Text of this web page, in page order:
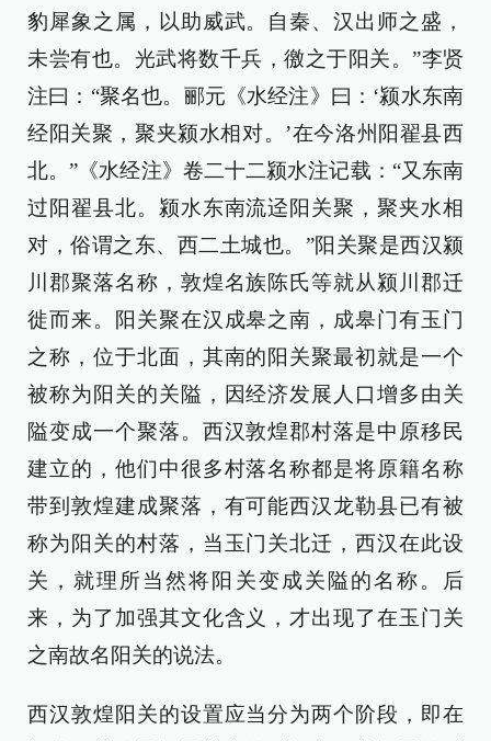
豹犀象之属，以助威武。自秦、汉出师之盛，
未尝有也。光武将数千兵，徼之于阳关。”李贤
注曰：“聚名也。郦元《水经注》曰：‘颍水东南
经阳关聚，聚夹颍水相对。’在今洛州阳翟县西
北。”《水经注》卷二十二颍水注记载：“又东南
过阳翟县北。颍水东南流迳阳关聚，聚夹水相
对，俗谓之东、西二土城也。”阳关聚是西汉颍
川郡聚落名称，敦煌名族陈氏等就从颍川郡迁
徙而来。阳关聚在汉成皋之南，成皋门有玉门
之称，位于北面，其南的阳关聚最初就是一个
被称为阳关的关隘，因经济发展人口增多由关
隘变成一个聚落。西汉敦煌郡村落是中原移民
建立的，他们中很多村落名称都是将原籍名称
带到敦煌建成聚落，有可能西汉龙勒县已有被
称为阳关的村落，当玉门关北迁，西汉在此设
关，就理所当然将阳关变成关隘的名称。后
来，为了加强其文化含义，才出现了在玉门关
之南故名阳关的说法。
西汉敦煌阳关的设置应当分为两个阶段，即在